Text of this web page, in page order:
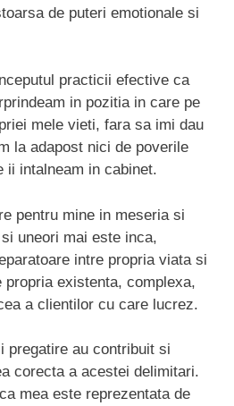
de puteri emotionale si
practicii efective ca
in pozitia in care pe
mele vieti, fara sa imi dau
la adapost nici de poverile
ii intalneam in cabinet.
pentru mine in meseria si
uneori mai este inca,
intre propria viata si
existenta, complexa,
a clientilor cu care lucrez.
pregatire au contribuit si
corecta a acestei delimitari.
mea este reprezentata de